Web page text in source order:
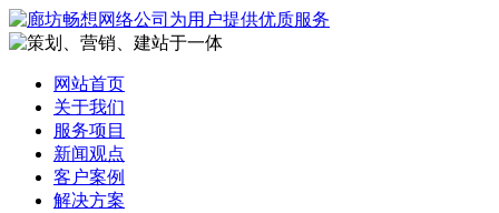
网站首页
关于我们
服务项目
新闻观点
客户案例
解决方案